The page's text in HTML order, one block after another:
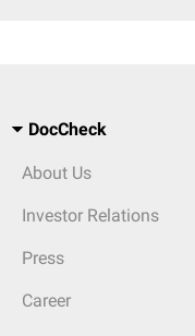
DocCheck
About Us
Investor Relations
Press
Career